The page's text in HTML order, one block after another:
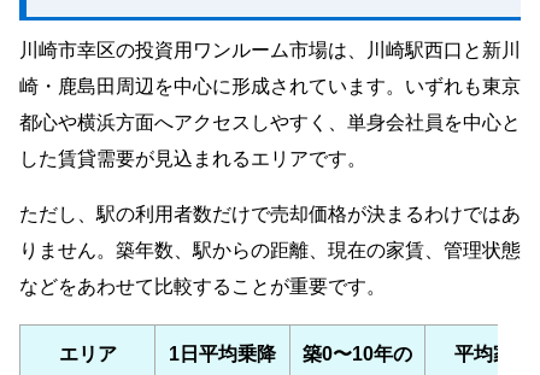
川崎市幸区の投資用ワンルーム市場は、川崎駅西口と新川
崎・鹿島田周辺を中心に形成されています。いずれも東京
都心や横浜方面へアクセスしやすく、単身会社員を中心と
した賃貸需要が見込まれるエリアです。
ただし、駅の利用者数だけで売却価格が決まるわけではあ
りません。築年数、駅からの距離、現在の家賃、管理状態
などをあわせて比較することが重要です。
エリア
1日平均乗降
築0〜10年の
平均家賃